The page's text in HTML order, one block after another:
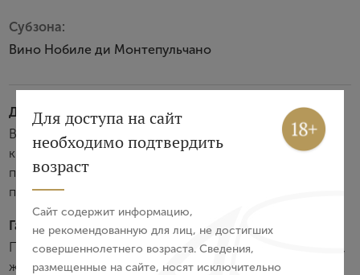
Дегустационные характеристики:
Вино обладает рубиново-красным цветом, ароматами
красных фруктов, вишни и смородины и богатым
полным элегантным вкусом с нотами фруктов, кофе и
пряностей. Восхитительное долгое послевкусие.
Гастрономия:
Превосходно сочетается с блюдами тосканской кухни,
жарким, выдержанными сырами.
Субзона:
Вино Нобиле ди Монтепульчано
Для доступа на сайт
необходимо подтвердить
возраст
Сайт содержит информацию,
не рекомендованную для лиц, не достигших
совершеннолетнего возраста. Сведения,
размещенные на сайте, носят исключительно
Вход Регистрация
Пароль